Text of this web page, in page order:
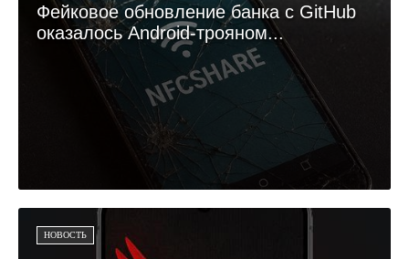
Фейковое обновление банка с GitHub
оказалось Android-трояном...
НОВОСТЬ